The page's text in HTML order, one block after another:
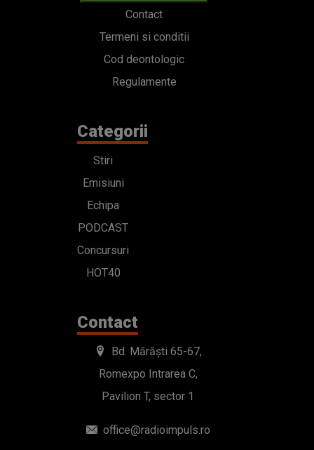
Contact
Termeni si conditii
Cod deontologic
Regulamente
Categorii
Stiri
Emisiuni
Echipa
PODCAST
Concursuri
HOT40
Contact
Bd. Mărăști 65-67,
Romexpo Intrarea C,
Pavilion T, sector 1
office@radioimpuls.ro